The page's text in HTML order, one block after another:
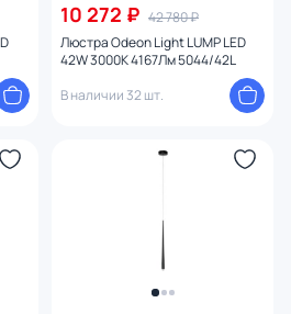
10 272 ₽ 42 780 ₽
Люстра Odeon Light LUMP LED
42W 3000K 4167Лм 5044/42L
В наличии 32 шт.